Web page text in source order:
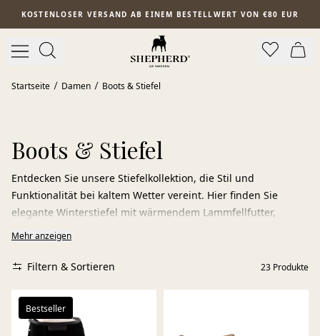
Zum Hauptinhalt springen
KOSTENLOSER VERSAND AB EINEM BESTELLWERT VON €80 EUR
Startseite Damen Boots & Stiefel
Boots & Stiefel
Entdecken Sie unsere Stiefelkollektion, die Stil und
Funktionalität bei kaltem Wetter vereint. Hier finden Sie
elegante Winterstiefel mit wärmendem Lammfellfutter,
klassische Chelsea Boots sowie gefütterte Lammfellstiefel, die
Kreieren Sie einen inspirierenden Winterlook, indem Sie Ihre
Stiefel mit wärmenden Accessoires von SHEPHERD® und
Ihrem Lieblingsmantel kombinieren – für einen eleganten
und harmonischen Stil. Mit echtem Lammfell gefütterte
Mehr anzeigen
Filtern & Sortieren 23 Produkte
Bestseller